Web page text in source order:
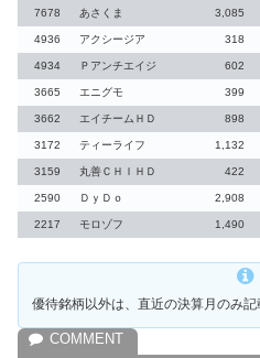
7678 あさくま 3,085
4936 アクシージア 318
4934 Ｐアンチエイジ 602
3665 エニグモ 399
3662 エイチームＨＤ 898
3172 ティーライフ 1,132
3159 丸善ＣＨＩＨＤ 422
2590 ＤｙＤｏ 2,908
2217 モロゾフ 1,490
優待銘柄以外は、直近の決算月のみ記